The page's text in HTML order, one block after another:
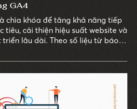
GA4
chìa khóa để tăng khả năng tiếp
tiêu, cải thiện hiệu suất website và
lâu dài. Theo số liệu từ báo
doanh nghiệp B2B cho biết
họ tạo khách hàng tiềm năng.